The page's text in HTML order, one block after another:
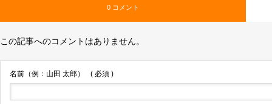
0 コメント
この記事へのコメントはありません。
名前（例：山田 太郎） ( 必須 )